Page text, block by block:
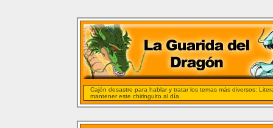
Cajón desastre para hablar y tratar los temas más diversos:
mantener este chiringuito al día.